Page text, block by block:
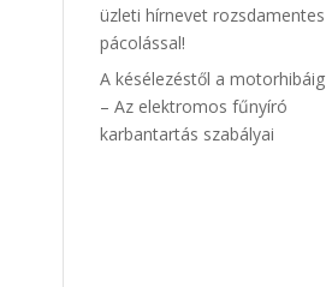
üzleti hírnevet rozsdamentes
pácolással!
A késélezéstől a motorhibáig
– Az elektromos fűnyíró
karbantartás szabályai